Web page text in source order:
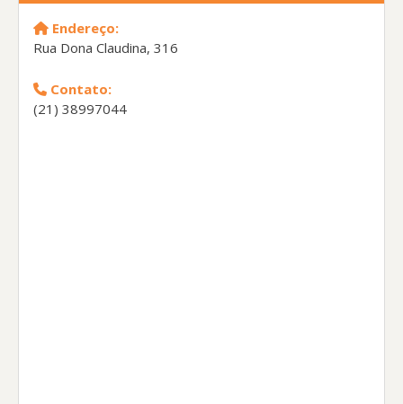
Endereço:
Rua Dona Claudina, 316
Contato:
(21) 38997044